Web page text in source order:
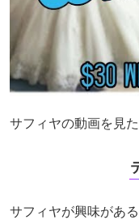
サフィヤの動画を見
サフィヤが興味があ